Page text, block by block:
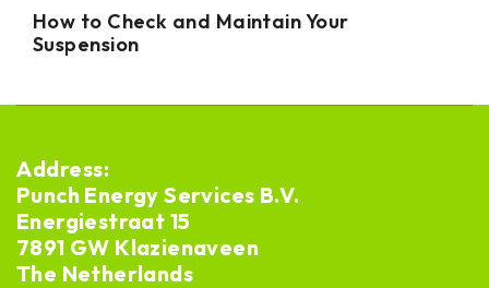
How to Check and Maintain Your
Suspension
Address:
Punch Energy Services B.V.
Energiestraat 15
7891 GW Klazienaveen
The Netherlands